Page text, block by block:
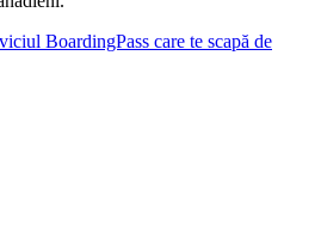
BoardingPass care te scapă de